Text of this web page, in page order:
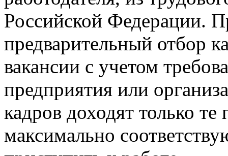
Российской Федерации.
предварительный отбор
вакансии с учетом
предприятия или
кадров доходят только
максимально